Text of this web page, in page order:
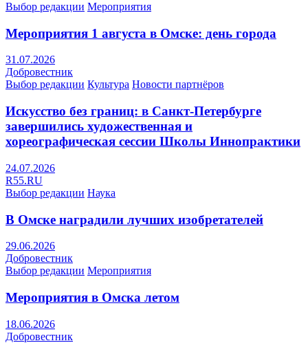
Выбор редакции Мероприятия
Мероприятия 1 августа в Омске: день города
31.07.2026
Добровестник
Выбор редакции Культура Новости партнёров
Искусство без границ: в Санкт-Петербурге
завершились художественная и
хореографическая сессии Школы Иннопрактики
24.07.2026
R55.RU
Выбор редакции Наука
В Омске наградили лучших изобретателей
29.06.2026
Добровестник
Выбор редакции Мероприятия
Мероприятия в Омска летом
18.06.2026
Добровестник